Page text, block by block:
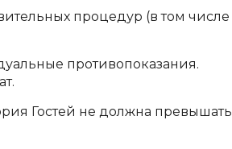
процедур (в том числе
противопоказания.
Гостей не должна превышать